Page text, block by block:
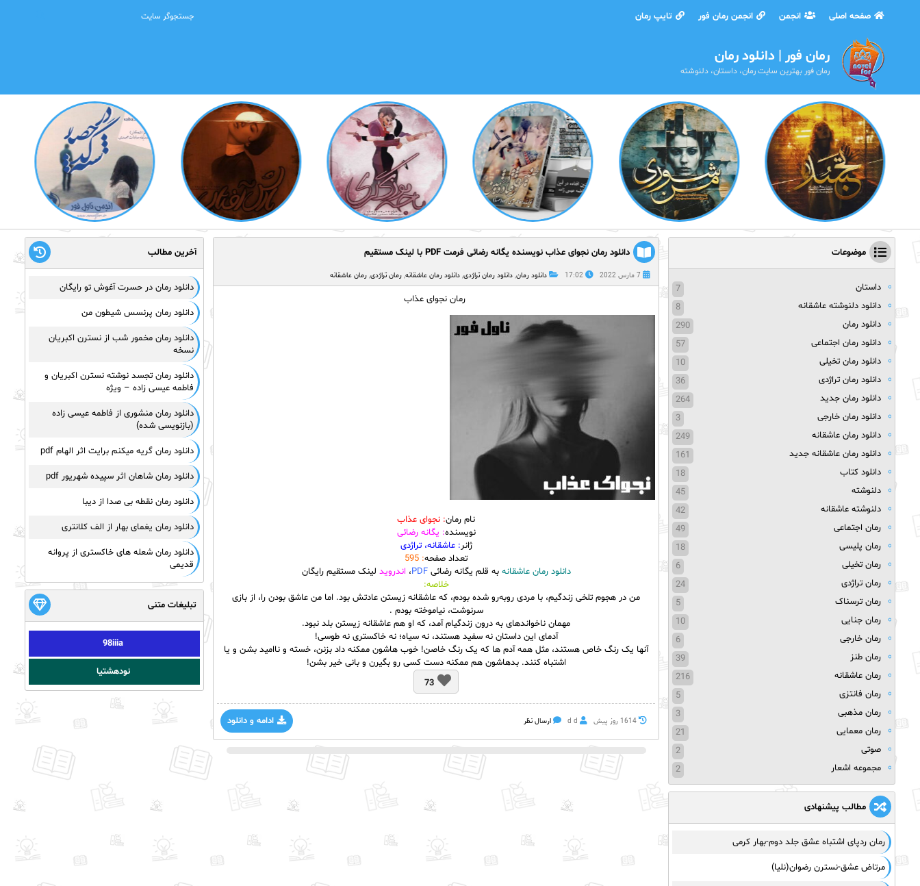
صفحه اصلی انجمن انجمن رمان فور تایپ رمان
رمان فور | دانلود رمان
رمان فور بهترین سایت رمان، داستان، دلنوشته
دانلود رمان نجوای عذاب نویسنده یگانه رضائی فرمت PDF با لینک مستقیم
7 مارس 2022 17:02 دانلود رمان, دانلود رمان تراژدی, دانلود رمان عاشقانه, رمان تراژدی, رمان عاشقانه
رمان نجوای عذاب
نام رمان: نجوای عذاب
نویسنده: یگانه رضائی
ژانر: عاشقانه، تراژدی
تعداد صفحه: 595
دانلود رمان عاشقانه به قلم یگانه رضائی PDF، اندروید لینک مستقیم رایگان
خلاصه:
من در هجوم تلخی زندگیم، با مردی روبه‌رو شده بودم، که عاشقانه زیستن عادتش بود. اما من عاشق بودن را، از بازی
سرنوشت، نیاموخته بودم .
مهمان ناخواندهای به درون زندگیام آمد، که او هم عاشقانه زیستن بلد نبود.
آدمای این داستان نه سفید هستند، نه سیاه؛ نه خاکستری نه طوسی!
آنها یک رنگ خاص هستند، مثل همه آدم ها که یک رنگ خاصن! خوب هاشون ممکنه داد بزنن، خسته و ناامید بشن و یا
اشتباه کنند. بدهاشون هم ممکنه دست کسی رو بگیرن و بانی خیر بشن!
73
ادامه و دانلود 1614 روز پيش d d ارسال نظر
موضوعات
داستان
7
دانلود دلنوشته عاشقانه
8
دانلود رمان
290
دانلود رمان اجتماعی
57
دانلود رمان تخیلی
10
دانلود رمان تراژدی
36
دانلود رمان جدید
264
دانلود رمان خارجی
3
دانلود رمان عاشقانه
249
دانلود رمان عاشقانه جدید
161
دانلود کتاب
18
دلنوشته
45
دلنوشته عاشقانه
42
رمان اجتماعی
49
رمان پلیسی
18
رمان تخیلی
6
رمان تراژدی
24
رمان ترسناک
5
رمان جنایی
10
رمان خارجی
6
رمان طنز
39
رمان عاشقانه
216
رمان فانتزی
5
رمان مذهبی
3
رمان معمایی
21
صوتی
2
مجموعه اشعار
2
مطالب پیشنهادی
رمان ردپای اشتباه عشق جلد دوم-بهار کرمی
مرتاض عشق-نسترن رضوان(نلیا)
آخرین مطالب
دانلود رمان در حسرت آغوش تو رایگان
دانلود رمان پرنسس شیطون من
دانلود رمان مخمور شب از نسترن اکبریان
نسخه
دانلود رمان تجسد نوشته نسترن اکبریان و
فاطمه عیسی زاده – ویژه
دانلود رمان منشوری از فاطمه عیسی زاده
(بازنویسی شده)
دانلود رمان گریه میکنم برایت اثر الهام pdf
دانلود رمان شاهان اثر سپیده شهریور pdf
دانلود رمان نقطه بی صدا از دیبا
دانلود رمان یغمای بهار از الف کلانتری
دانلود رمان شعله های خاکستری از پروانه
قدیمی
تبلیغات متنی
98iiia
نودهشتیا